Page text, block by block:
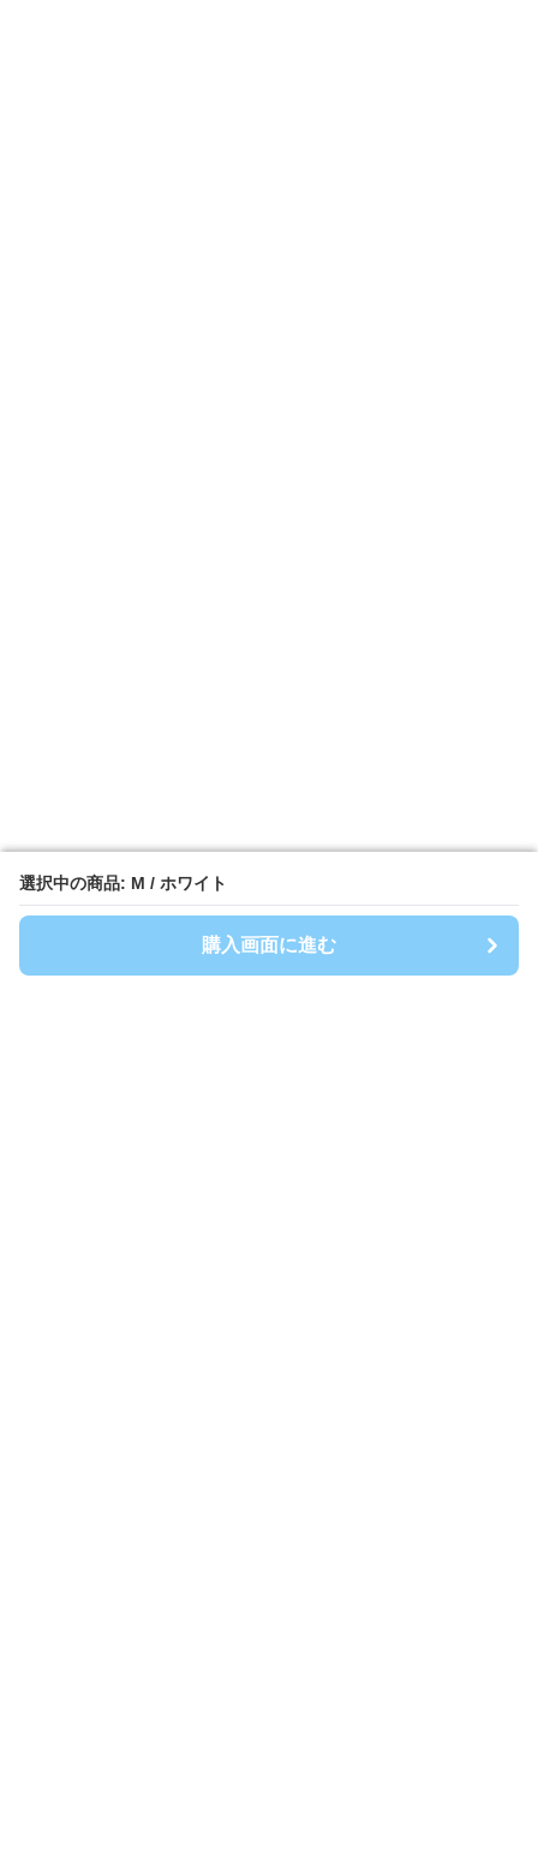
選択中の商品: M / ホワイト
購入画面に進む
選択中の商品: M / ホワイト
購入画面に進む